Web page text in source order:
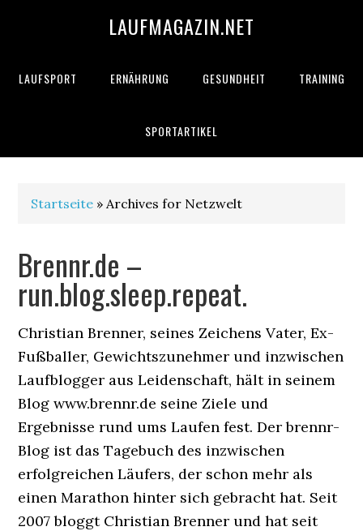
LAUFMAGAZIN.NET
LAUFSPORT ERNÄHRUNG GESUNDHEIT TRAINING
SPORTARTIKEL
Startseite » Archives for Netzwelt
Brennr.de –
run.blog.sleep.repeat.
Christian Brenner, seines Zeichens Vater, Ex-
Fußballer, Gewichtszunehmer und inzwischen
Laufblogger aus Leidenschaft, hält in seinem
Blog www.brennr.de seine Ziele und
Ergebnisse rund ums Laufen fest. Der brennr-
Blog ist das Tagebuch des inzwischen
erfolgreichen Läufers, der schon mehr als
einen Marathon hinter sich gebracht hat. Seit
2007 bloggt Christian Brenner und hat seit